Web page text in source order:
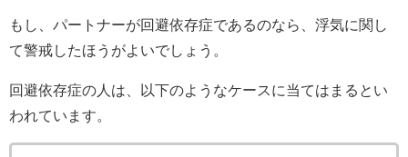
もし、パートナーが回避依存症であるのなら、浮気に関し
て警戒したほうがよいでしょう。
回避依存症の人は、以下のようなケースに当てはまるとい
われています。